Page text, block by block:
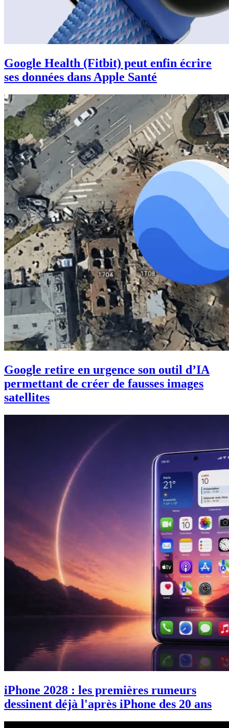
Google Health (Fitbit) peut enfin écrire
ses données dans Apple Santé
Google retire en urgence son outil d’IA
permettant de créer de fausses images
satellites
iPhone 2028 : les premières rumeurs
dessinent déjà l'après iPhone des 20 ans